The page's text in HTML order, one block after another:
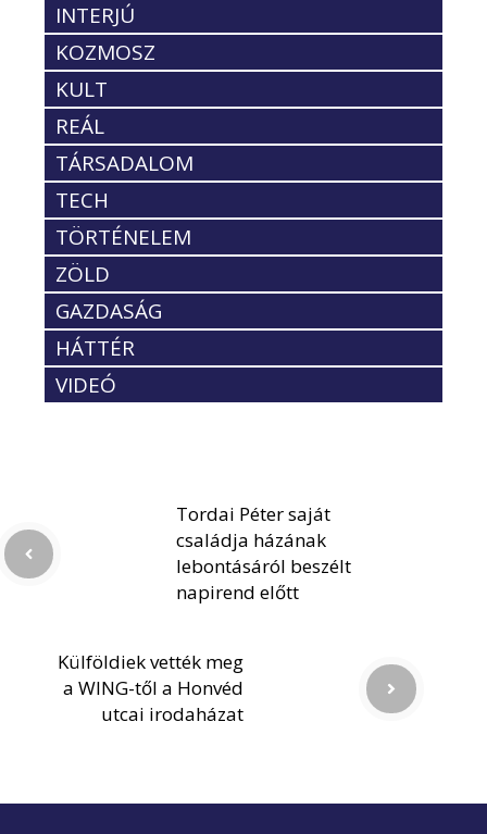
INTERJÚ
KOZMOSZ
KULT
REÁL
TÁRSADALOM
TECH
TÖRTÉNELEM
ZÖLD
GAZDASÁG
HÁTTÉR
VIDEÓ
Tordai Péter saját
családja házának
lebontásáról beszélt
napirend előtt
Külföldiek vették meg
a WING-től a Honvéd
utcai irodaházat